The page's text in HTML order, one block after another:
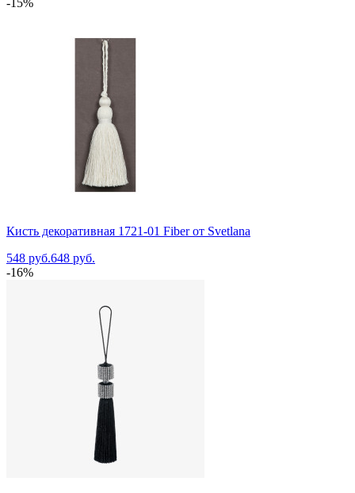
-15%
Кисть декоративная 1721-01 Fiber от Svetlana
548 руб.648 руб.
-16%